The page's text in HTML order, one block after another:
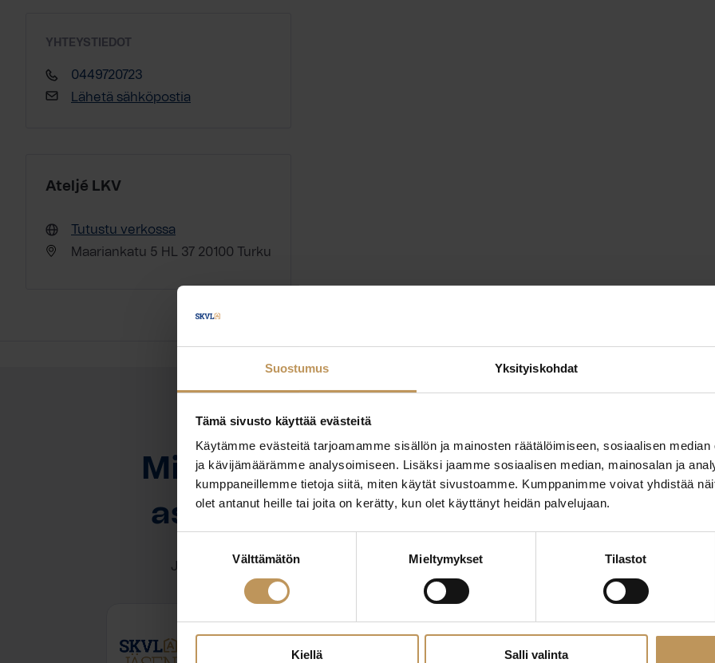
Suostumus Yksityiskohdat
Tämä sivusto käyttää evästeitä
Käytämme evästeitä tarjoamamme sisällön ja mainosten räätälöimiseen, sosiaalisen
ja kävijämäärämme analysoimiseen. Lisäksi jaamme sosiaalisen median, mainosalan ja
kumppaneillemme tietoja siitä, miten käytät sivustoamme. Kumppanimme voivat yhdistää
olet antanut heille tai joita on kerätty, kun olet käyttänyt heidän palvelujaan.
valinta
Välttämätön Mieltymykset Tilastot
Kiellä Salli valinta
YHTEYSTIEDOT
0449720723
Lähetä sähköpostia
Ateljé LKV
Tutustu verkossa
Maariankatu 5 HL 37 20100 Turku
Miten voin auttaa
asuntoasioissa?
Jätä yhteystietosi, niin otan yhteyttä
Samu Ahtiainen
"*" näyttää pakolliset
Aihe